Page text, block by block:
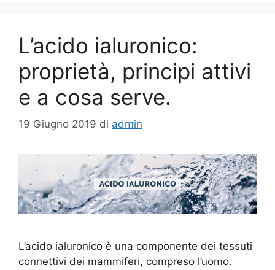
L’acido ialuronico:
proprietà, principi attivi
e a cosa serve.
19 Giugno 2019 di admin
L’acido ialuronico è una componente dei tessuti
connettivi dei mammiferi, compreso l’uomo.